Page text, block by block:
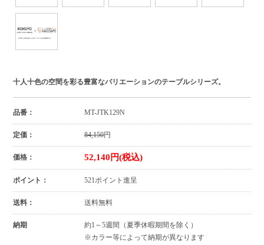
十人十色の空間を彩る豊富なバリエーションのテーブルシリーズ。
品番： MT-JTK129N
定価： 84,150円
価格： 52,140円(税込)
ポイント： 521ポイント進呈
送料： 送料無料
納期
約1～5週間（夏季休暇期間を除く）
※カラー等によって納期が異なります